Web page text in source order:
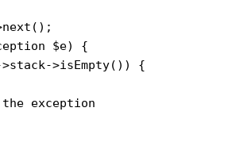
$e) {
>isEmpty()) {
exception